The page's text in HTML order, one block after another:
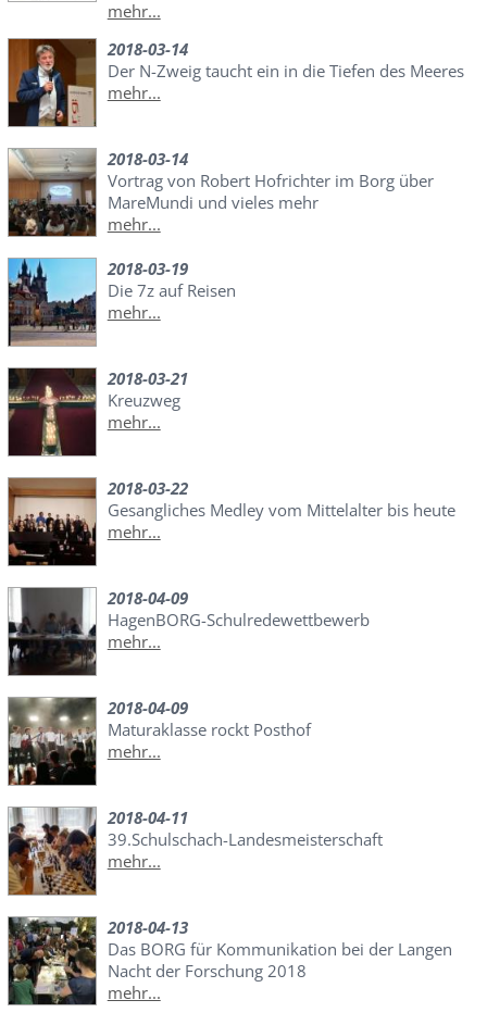
mehr...
2018-03-14
Der N-Zweig taucht ein in die Tiefen des Meeres
mehr...
2018-03-14
Vortrag von Robert Hofrichter im Borg über
MareMundi und vieles mehr
mehr...
2018-03-19
Die 7z auf Reisen
mehr...
2018-03-21
Kreuzweg
mehr...
2018-03-22
Gesangliches Medley vom Mittelalter bis heute
mehr...
2018-04-09
HagenBORG-Schulredewettbewerb
mehr...
2018-04-09
Maturaklasse rockt Posthof
mehr...
2018-04-11
39.Schulschach-Landesmeisterschaft
mehr...
2018-04-13
Das BORG für Kommunikation bei der Langen
Nacht der Forschung 2018
mehr...